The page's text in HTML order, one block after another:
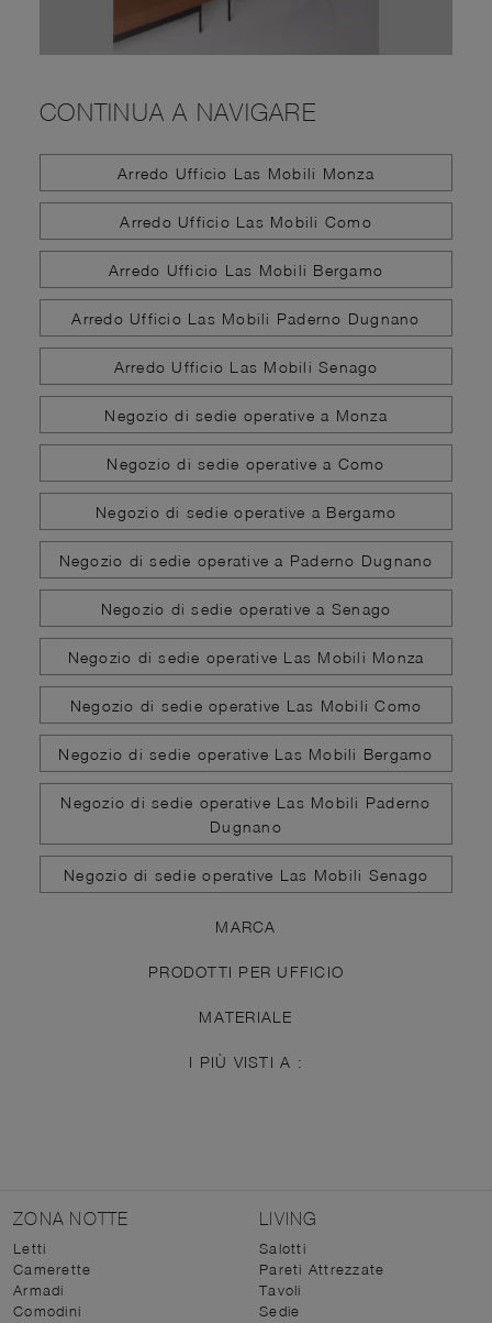
CONTINUA A NAVIGARE
Arredo Ufficio Las Mobili Monza
Arredo Ufficio Las Mobili Como
Arredo Ufficio Las Mobili Bergamo
Arredo Ufficio Las Mobili Paderno Dugnano
Arredo Ufficio Las Mobili Senago
Negozio di sedie operative a Monza
Negozio di sedie operative a Como
Negozio di sedie operative a Bergamo
Negozio di sedie operative a Paderno Dugnano
Negozio di sedie operative a Senago
Negozio di sedie operative Las Mobili Monza
Negozio di sedie operative Las Mobili Como
Negozio di sedie operative Las Mobili Bergamo
Negozio di sedie operative Las Mobili Paderno
Dugnano
Negozio di sedie operative Las Mobili Senago
MARCA
PRODOTTI PER UFFICIO
MATERIALE
I PIÙ VISTI A :
ZONA NOTTE
Letti
Camerette
Armadi
Comodini
LIVING
Salotti
Pareti Attrezzate
Tavoli
Sedie